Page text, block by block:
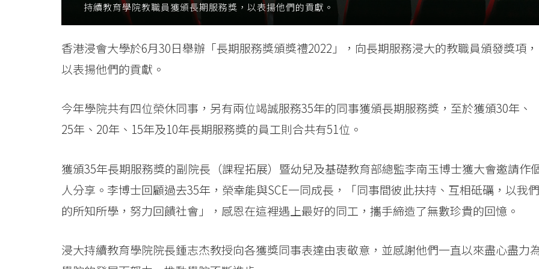
持續教育學院教職員獲頒長期服務獎，以表揚他們的貢獻。
香港浸會大學於6月30日舉辦「長期服務獎頒獎禮2022」，向長期服務浸大的教職員頒發獎項，
以表揚他們的貢獻。
今年學院共有四位榮休同事，另有兩位竭誠服務35年的同事獲頒長期服務獎，至於獲頒30年、
25年、20年、15年及10年長期服務獎的員工則合共有51位。
獲頒35年長期服務獎的副院長（課程拓展）暨幼兒及基礎教育部總監李南玉博士獲大會邀請作
人分享。李博士回顧過去35年，榮幸能與SCE一同成長，「同事間彼此扶持、互相砥礪，以我們
的所知所學，努力回饋社會」，感恩在這裡遇上最好的同工，攜手締造了無數珍貴的回憶。
浸大持續教育學院院長鍾志杰教授向各獲獎同事表達由衷敬意，並感謝他們一直以來盡心盡力